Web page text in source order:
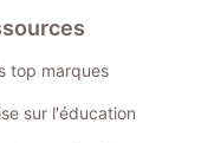
top marques
sur l'éducation